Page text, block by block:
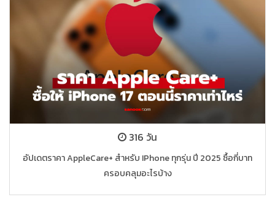
316 วัน
อัปเดตราคา AppleCare+ สำหรับ IPhone ทุกรุ่น ปี 2025 ซื้อกี่บาท
ครอบคลุมอะไรบ้าง